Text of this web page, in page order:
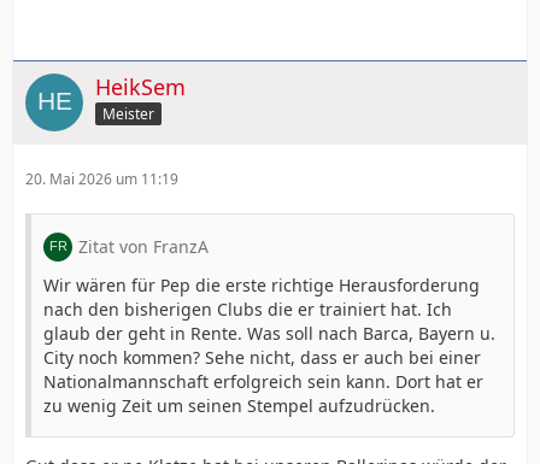
HeikSem
Meister
20. Mai 2026 um 11:19
Zitat von FranzA
Wir wären für Pep die erste richtige Herausforderung
nach den bisherigen Clubs die er trainiert hat. Ich
glaub der geht in Rente. Was soll nach Barca, Bayern u.
City noch kommen? Sehe nicht, dass er auch bei einer
Nationalmannschaft erfolgreich sein kann. Dort hat er
zu wenig Zeit um seinen Stempel aufzudrücken.